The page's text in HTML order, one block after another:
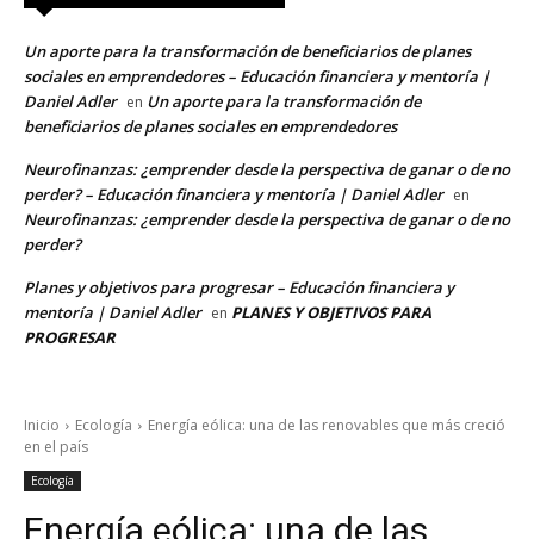
Un aporte para la transformación de beneficiarios de planes
sociales en emprendedores – Educación financiera y mentoría |
Daniel Adler en Un aporte para la transformación de
beneficiarios de planes sociales en emprendedores
Neurofinanzas: ¿emprender desde la perspectiva de ganar o de no
perder? – Educación financiera y mentoría | Daniel Adler en
Neurofinanzas: ¿emprender desde la perspectiva de ganar o de no
perder?
Planes y objetivos para progresar – Educación financiera y
mentoría | Daniel Adler en PLANES Y OBJETIVOS PARA
PROGRESAR